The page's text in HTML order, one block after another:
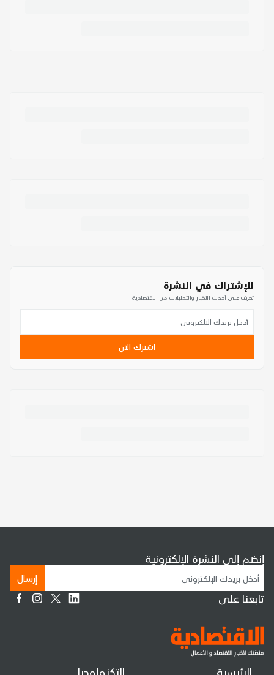
للإشتراك في النشرة
تعرف على أحدث الأخبار والتحليلات من الاقتصادية
اشترك الآن
الرئيسية التكنولوجيا
إنضم إلى النشرة الإلكترونية
إرسال
تابعنا على